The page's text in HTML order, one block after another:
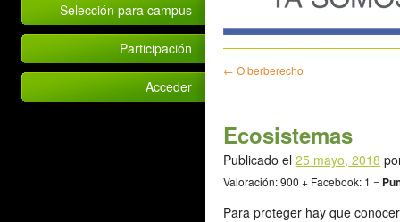
Selección para campus
Participación
Acceder
← O berberecho
Ecosistemas
Publicado el 25 mayo, 2018
Valoración: 900 + Facebook: 1 =
Para proteger hay que